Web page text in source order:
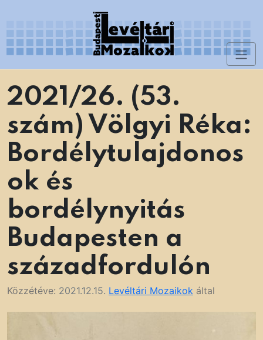
content
2021/26. (53.
szám) Völgyi Réka:
Bordélytulajdonos
ok és
bordélynyitás
Budapesten a
századfordulón
Közzétéve: 2021.12.15. Levéltári Mozaikok által